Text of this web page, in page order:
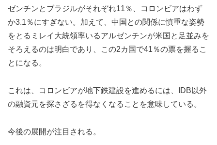
ゼンチンとブラジルがそれぞれ11％、コロンビアはわず
か3.1％にすぎない。加えて、中国との関係に慎重な姿勢
をとるミレイ大統領率いるアルゼンチンが米国と足並みを
そろえるのは明白であり、この2カ国で41％の票を握るこ
とになる。
これは、コロンビアが地下鉄建設を進めるには、IDB以外
の融資元を探さざるを得なくなることを意味している。
今後の展開が注目される。